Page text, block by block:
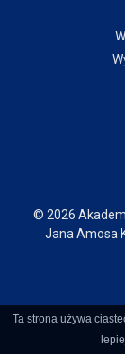
© 2026
Jana Amosa
Ta strona używa